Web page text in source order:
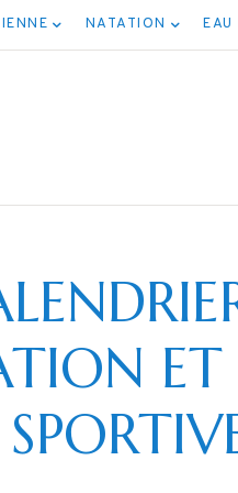
NATATION EAU
ET